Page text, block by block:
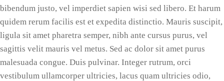
bibendum justo, vel imperdiet sapien wisi sed libero. Et harum
quidem rerum facilis est et expedita distinctio. Mauris suscipit,
ligula sit amet pharetra semper, nibh ante cursus purus, vel
sagittis velit mauris vel metus. Sed ac dolor sit amet purus
malesuada congue. Duis pulvinar. Integer rutrum, orci
vestibulum ullamcorper ultricies, lacus quam ultricies odio,